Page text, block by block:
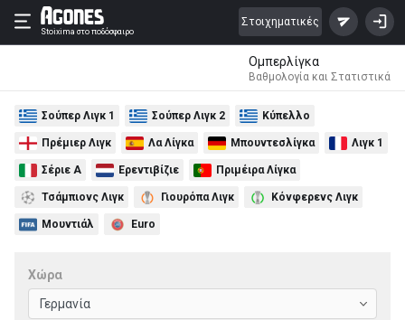
Stoixima στο ποδόσφαιρο
Στοιχηματικές
Ομπερλίγκα
Βαθμολογία και Στατιστικά
Σούπερ Λιγκ 1 Σούπερ Λιγκ 2 Κύπελλο
Πρέμιερ Λιγκ Λα Λίγκα Μπουντεσλίγκα Λιγκ 1
Σέριε Α Ερεντιβίζιε Πριμέιρα Λίγκα
Τσάμπιονς Λιγκ Γιουρόπα Λιγκ Κόνφερενς Λιγκ
Μουντιάλ Euro
Χώρα